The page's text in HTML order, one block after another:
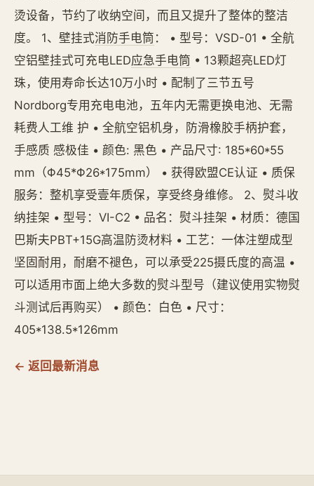
烫设备，节约了收纳空间，而且又提升了整体的整洁
度。 1、壁挂式消防手电筒 ： • 型号：VSD-01 • 全航
空铝壁挂式可充电LED应急手电筒 • 13颗超亮LED灯
珠，使用寿命长达10万小时 • 配制了三节五号
Nordborg专用充电电池，五年内无需更换电池、无需
耗费人工维 护 • 全航空铝机身，防滑橡胶手柄护套，
手感质 感极佳 • 颜色: 黑色 • 产品尺寸: 185*60*55
mm（Φ45*Φ26*175mm） • 获得欧盟CE认证 • 质保
服务：整机享受壹年质保，享受终身维修。 2、熨斗收
纳挂架 • 型号：VI-C2 • 品名：熨斗挂架 • 材质：德国
巴斯夫PBT+15G高温防烫材料 • 工艺：一体注塑成型
坚固耐用，耐磨不褪色，可以承受225摄氏度的高温 •
可以适用市面上绝大多数的熨斗型号（建议使用实物熨
斗测试后再购买） • 颜色：白色 • 尺寸：
405*138.5*126mm
← 返回最新消息